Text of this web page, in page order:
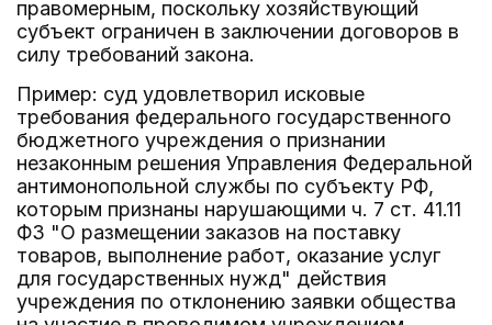
правомерным, поскольку хозяйствующий
субъект ограничен в заключении договоров в
силу требований закона.
Пример: суд удовлетворил исковые
требования федерального государственного
бюджетного учреждения о признании
незаконным решения Управления Федеральной
антимонопольной службы по субъекту РФ,
которым признаны нарушающими ч. 7 ст. 41.11
ФЗ "О размещении заказов на поставку
товаров, выполнение работ, оказание услуг
для государственных нужд" действия
учреждения по отклонению заявки общества